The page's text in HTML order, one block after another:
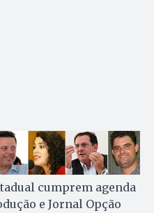
cumprem agenda
e Jornal Opção